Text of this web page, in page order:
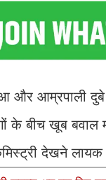
और आम्रपाली दुबे
के बीच खूब बवाल
देखने लायक